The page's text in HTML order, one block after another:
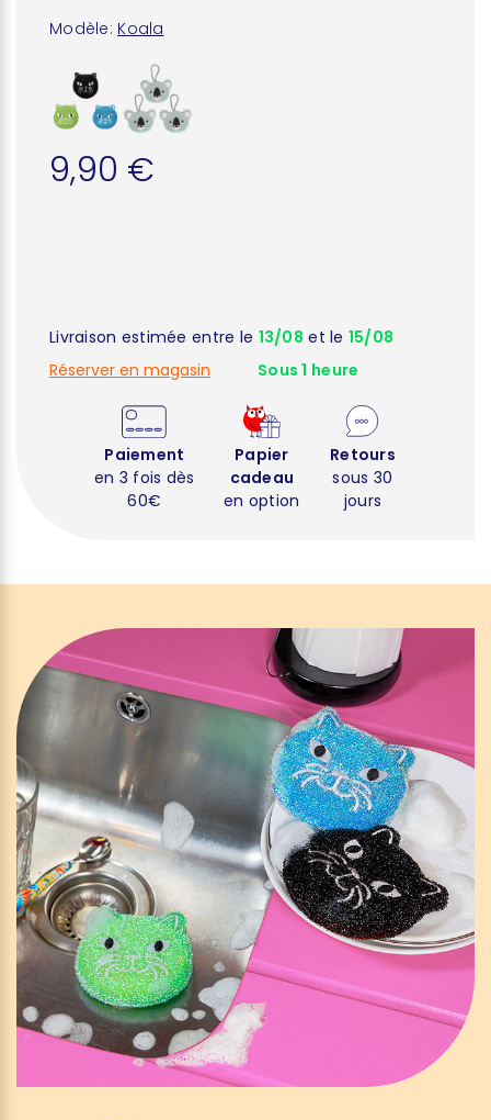
Modèle: Koala
9,90 €
Livraison estimée entre le 13/08 et le 15/08
Réserver en magasin
Sous 1 heure
Paiement
en 3 fois dès
60€
Papier
cadeau
en option
Retours
sous 30
jours